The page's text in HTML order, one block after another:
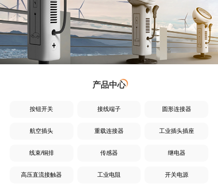
产品中心
按钮开关 接线端子 圆形连接器
航空插头 重载连接器 工业插头插座
线束/铜排 传感器 继电器
高压直流接触器 工业电阻 开关电源